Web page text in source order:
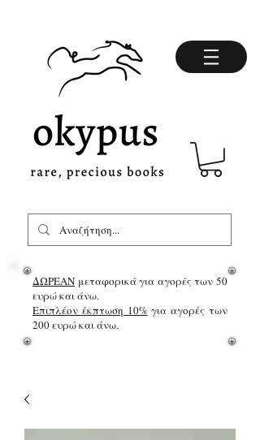
ΔΩΡΕΑΝ μεταφορικά για αγορές των 50
ευρώ και άνω.
Επιπλέον έκπτωση 10%για αγορές των
200 ευρώ και άνω.